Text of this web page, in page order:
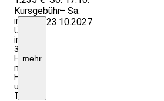
Kursgebühr
inkl.
Übernachtung
im
3*
Hotel
mit
Halbpension
und
Transfer
mehr
– Sa.
23.10.2027